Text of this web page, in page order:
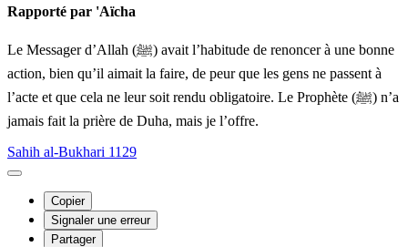
Rapporté par 'Aïcha
Le Messager d’Allah (ﷺ) avait l’habitude de renoncer à une bonne
action, bien qu’il aimait la faire, de peur que les gens ne passent à
l’acte et que cela ne leur soit rendu obligatoire. Le Prophète (ﷺ) n’a
jamais fait la prière de Duha, mais je l’offre.
Sahih al-Bukhari 1129
Copier
Signaler une erreur
Partager